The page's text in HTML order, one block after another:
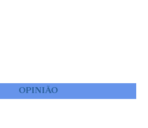
OPINIÃO